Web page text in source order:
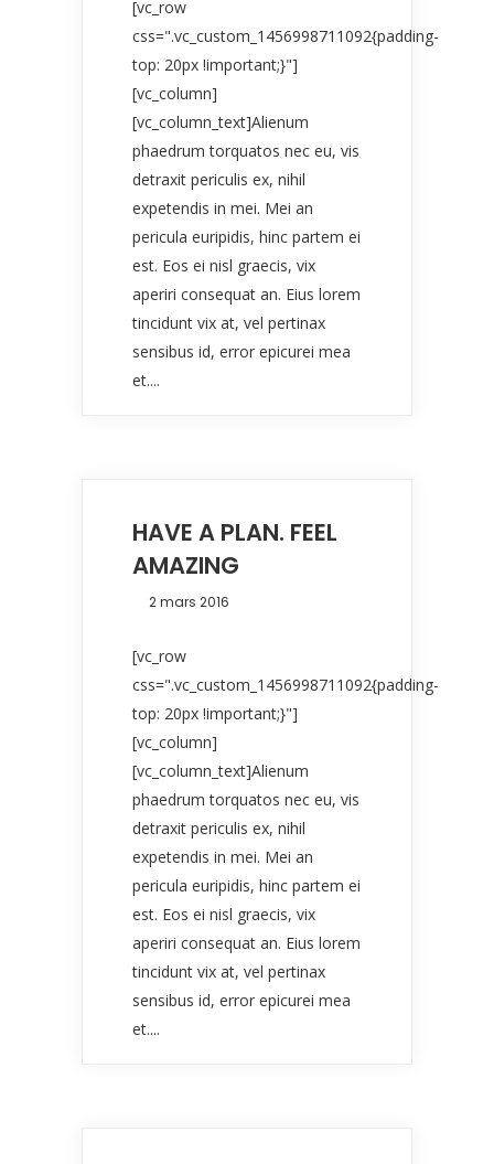
[vc_row
css=".vc_custom_1456998711092{padding-
top: 20px !important;}"]
[vc_column]
[vc_column_text]Alienum
phaedrum torquatos nec eu, vis
detraxit periculis ex, nihil
expetendis in mei. Mei an
pericula euripidis, hinc partem ei
est. Eos ei nisl graecis, vix
aperiri consequat an. Eius lorem
tincidunt vix at, vel pertinax
sensibus id, error epicurei mea
et....
HAVE A PLAN. FEEL
AMAZING
2 mars 2016
[vc_row
css=".vc_custom_1456998711092{padding-
top: 20px !important;}"]
[vc_column]
[vc_column_text]Alienum
phaedrum torquatos nec eu, vis
detraxit periculis ex, nihil
expetendis in mei. Mei an
pericula euripidis, hinc partem ei
est. Eos ei nisl graecis, vix
aperiri consequat an. Eius lorem
tincidunt vix at, vel pertinax
sensibus id, error epicurei mea
et....